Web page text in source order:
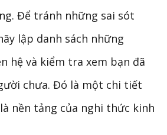
Để tránh những sai sót
lập danh sách những
hệ và kiểm tra xem bạn đã
chưa. Đó là một chi tiết
nền tảng của nghi thức kinh